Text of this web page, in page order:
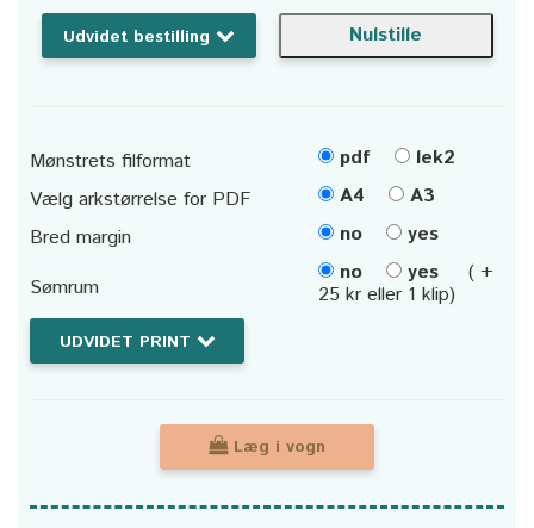
Udvidet bestilling
Mønstrets filformat pdf
lek2
Vælg arkstørrelse for PDF
A4
A3
Bred margin
no
yes
Sømrum
no yes
( +
25 kr eller 1 klip)
UDVIDET PRINT
Læg i vogn